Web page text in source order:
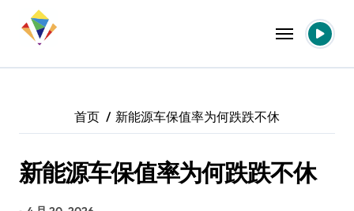
首页 新能源车保值率为何跌跌不休
新能源车保值率为何跌跌不休